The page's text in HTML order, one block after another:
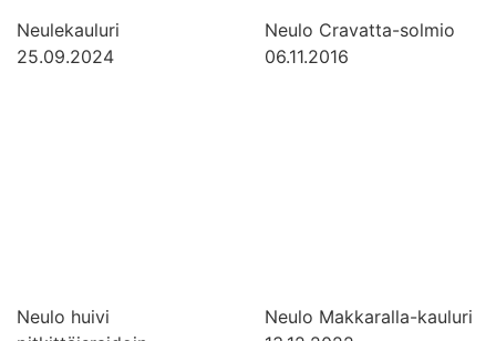
Neulekauluri
25.09.2024
Neulo Cravatta-solmio
06.11.2016
Neulo huivi
Neulo Makkaralla-kauluri